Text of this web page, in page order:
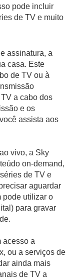
pode incluir
de TV e muito
assinatura, a
casa. Este
de TV ou à
a cabo dos
e os
assista aos
vivo, a Sky
on-demand,
de TV e
aguardar
pode utilizar o
para gravar
acesso a
ou a serviços de
ainda mais
de TV a